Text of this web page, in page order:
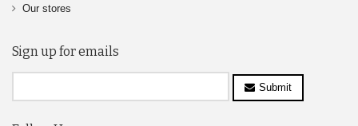
Our stores
Sign up for emails
Submit